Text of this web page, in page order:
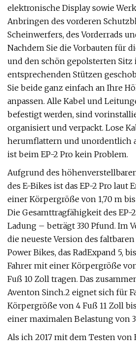
elektronische Display sowie
Anbringen des vorderen
Scheinwerfers, des Vorderrads
Nachdem Sie die Vorbauten für
und den schön gepolsterten Sitz
entsprechenden Stützen
Sie beide ganz einfach an Ihre
anpassen. Alle Kabel und
befestigt werden, sind
organisiert und verpackt. Lose
herumflattern und unordentlich
ist beim EP-2 Pro kein Problem.
Aufgrund des
des E-Bikes ist das EP-2 Pro laut
einer Körpergröße von 1,70 m
Die Gesamttragfähigkeit des EP-
Ladung – beträgt 330 Pfund. Im
die neueste Version des
Power Bikes, das RadExpand 5,
Fahrer mit einer Körpergröße
Fuß 10 Zoll tragen. Das
Aventon Sinch.2 eignet sich für
Körpergröße von 4 Fuß 11 Zoll
einer maximalen Belastung von
Als ich 2017 mit dem Testen von